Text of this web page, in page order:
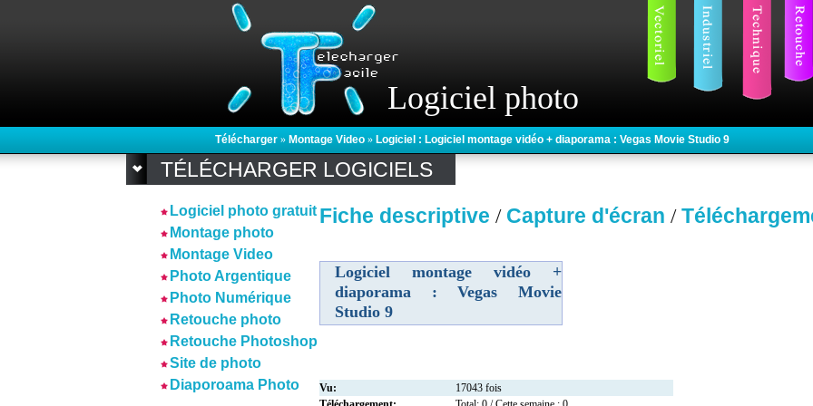
Logiciel photo
Télécharger » Montage Video » Logiciel : Logiciel montage vidéo + diaporama : Vegas Movie Studio 9
TÉLÉCHARGER LOGICIELS
Logiciel photo gratuit
Montage photo
Montage Video
Photo Argentique
Photo Numérique
Retouche photo
Retouche Photoshop
Site de photo
Diaporoama Photo
Fiche descriptive / Capture d'écran /
Logiciel montage vidéo +
diaporama : Vegas Movie
Studio 9
Vu:
17043 fois